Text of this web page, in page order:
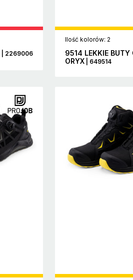
| 2269006
Ilość kolorów: 2
9514 LEKKIE BUTY
ORYX| 649514